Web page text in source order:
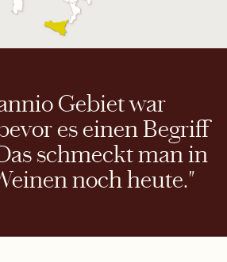
Gebiet war
es einen Begriff
schmeckt man in
noch heute."